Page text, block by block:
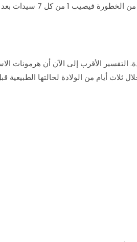
كل 7 سيدات بعد الولادة.
التفسير الأقرب إلى الآن أن هرمونات
ثلاث أيام من الولادة لحالتها الطبيعية